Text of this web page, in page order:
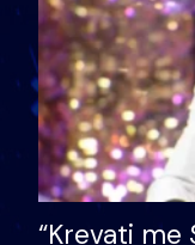
“Krevati